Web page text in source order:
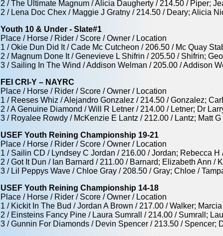
2 / The Ultimate Magnum / Alicia Daugherty / 214.50 / Piper;
2 / Lena Doc Chex / Maggie J Gratny / 214.50 / Deary; Alicia
Youth 10 & Under - Slate#1
Place / Horse / Rider / Score / Owner / Location
1 / Okie Dun Did It / Cade Mc Cutcheon / 206.50 / Mc Quay
2 / Magnum Done It / Genevieve L Shifrin / 205.50 / Shifrin;
3 / Sailing In The Wind / Addison Welman / 205.00 / Addison
FEI CRI-Y – NAYRC
Place / Horse / Rider / Score / Owner / Location
1 / Reeses Whiz / Alejandro Gonzalez / 214.50 / Gonzalez;
2 / A Genuine Diamond / Will R Letner / 214.00 / Letner; Dr
3 / Royalee Rowdy / McKenzie E Lantz / 212.00 / Lantz; Matt G
USEF Youth Reining Championship 19-21
Place / Horse / Rider / Score / Owner / Location
1 / Sailin CD / Lyndsey C Jordan / 216.00 / Jordan; Rebecca H
2 / Got It Dun / Ian Barnard / 211.00 / Barnard; Elizabeth Ann /
3 / Lil Peppys Wave / Chloe Gray / 208.50 / Gray; Chloe /
USEF Youth Reining Championship 14-18
Place / Horse / Rider / Score / Owner / Location
1 / Kickit In The Bud / Jordan A Brown / 217.00 / Walker;
2 / Einsteins Fancy Pine / Laura Sumrall / 214.00 / Sumrall;
3 / Gunnin For Diamonds / Devin Spencer / 213.50 / Spencer;